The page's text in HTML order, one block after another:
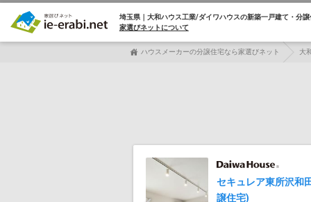
埼玉県｜大和ハウス工業/ダイワハウスの新築一戸建て・分
家選びネットについて
ハウスメーカーの分譲住宅なら家選びネット 大
セキュレア東所沢
譲住宅)